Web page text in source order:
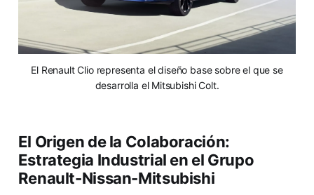
El Renault Clio representa el diseño base sobre el que se
desarrolla el Mitsubishi Colt.
El Origen de la Colaboración:
Estrategia Industrial en el Grupo
Renault-Nissan-Mitsubishi